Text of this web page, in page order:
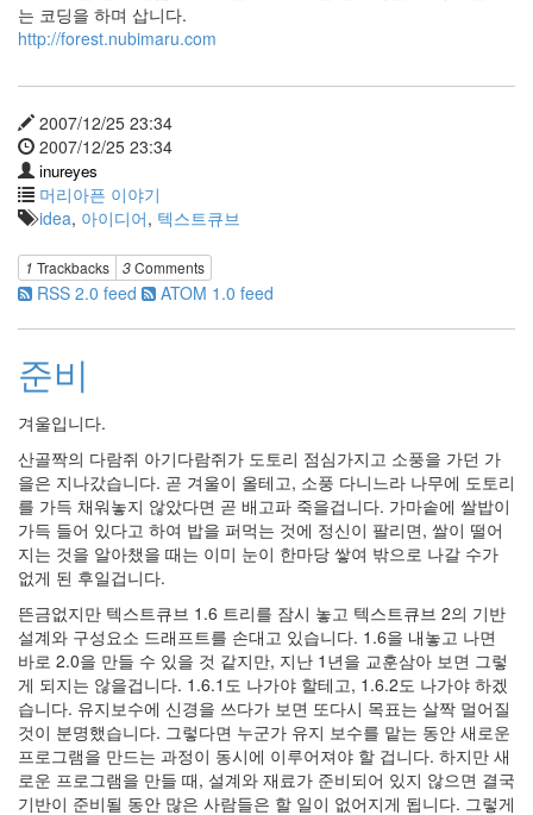
는 코딩을 하며 삽니다.
http://forest.nubimaru.com
2007/12/25 23:34
2007/12/25 23:34
inureyes
머리아픈 이야기
idea, 아이디어, 텍스트큐브
1 Trackbacks 3Comments
RSS 2.0 feed ATOM 1.0 feed
준비
겨울입니다.
산골짝의 다람쥐 아기다람쥐가 도토리 점심가지고 소풍을 가던 가
을은 지나갔습니다. 곧 겨울이 올테고, 소풍 다니느라 나무에 도토리
를 가득 채워놓지 않았다면 곧 배고파 죽을겁니다. 가마솥에 쌀밥이
가득 들어 있다고 하여 밥을 퍼먹는 것에 정신이 팔리면, 쌀이 떨어
지는 것을 알아챘을 때는 이미 눈이 한마당 쌓여 밖으로 나갈 수가
없게 된 후일겁니다.
뜬금없지만 텍스트큐브 1.6 트리를 잠시 놓고 텍스트큐브 2의 기반
설계와 구성요소 드래프트를 손대고 있습니다. 1.6을 내놓고 나면
바로 2.0을 만들 수 있을 것 같지만, 지난 1년을 교훈삼아 보면 그렇
게 되지는 않을겁니다. 1.6.1도 나가야 할테고, 1.6.2도 나가야 하겠
습니다. 유지보수에 신경을 쓰다가 보면 또다시 목표는 살짝 멀어질
것이 분명했습니다. 그렇다면 누군가 유지 보수를 맡는 동안 새로운
프로그램을 만드는 과정이 동시에 이루어져야 할 겁니다. 하지만 새
로운 프로그램을 만들 때, 설계와 재료가 준비되어 있지 않으면 결국
기반이 준비될 동안 많은 사람들은 할 일이 없어지게 됩니다. 그렇게